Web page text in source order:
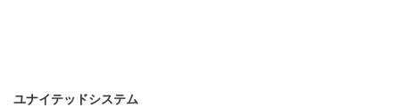
ユナイテッドシステム